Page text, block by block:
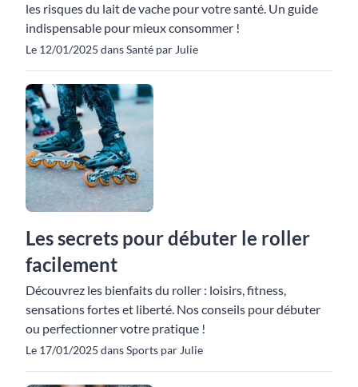
les risques du lait de vache pour votre santé. Un guide
indispensable pour mieux consommer !
Le 12/01/2025 dans Santé par Julie
Les secrets pour débuter le roller
facilement
Découvrez les bienfaits du roller : loisirs, fitness,
sensations fortes et liberté. Nos conseils pour débuter
ou perfectionner votre pratique !
Le 17/01/2025 dans Sports par Julie